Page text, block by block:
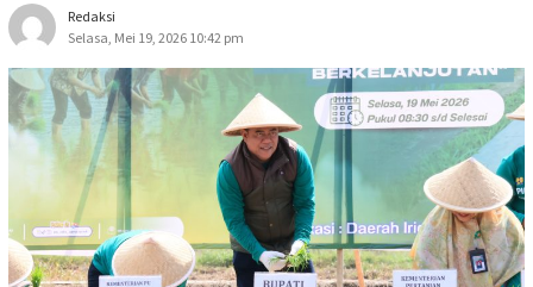
Redaksi
Selasa, Mei 19, 2026 10:42 pm